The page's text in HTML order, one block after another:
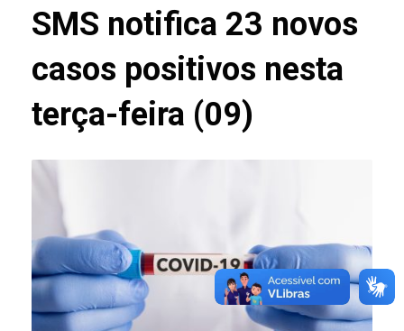
SMS notifica 23 novos
casos positivos nesta
terça-feira (09)